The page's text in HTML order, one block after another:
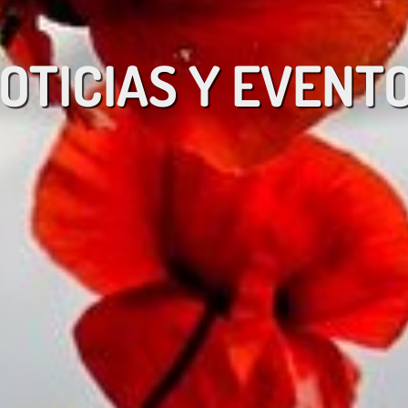
Y